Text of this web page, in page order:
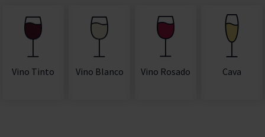
Vino Tinto Vino Blanco Vino Rosado Cava